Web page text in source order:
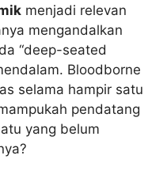
menjadi relevan
mengandalkan
“deep-seated
Bloodborne
selama hampir satu
pendatang
yang belum